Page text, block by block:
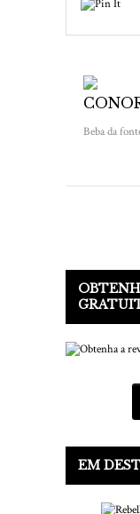
Beba da
EM